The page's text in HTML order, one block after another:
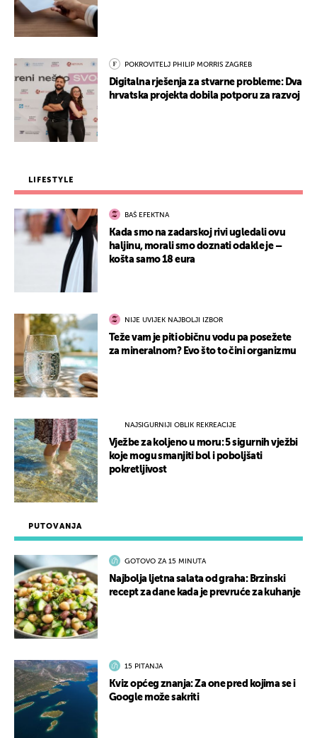
PUTOVANJA
GOTOVO ZA 15 MINUTA
Najbolja ljetna salata od graha: Brzinski
recept za dane kada je prevruće za kuhanje
15 PITANJA
Kviz općeg znanja: Za one pred kojima se i
Google može sakriti
POKROVITELJ PHILIP MORRIS ZAGREB
Digitalna rješenja za stvarne probleme: Dva
hrvatska projekta dobila potporu za razvoj
LIFESTYLE
BAŠ EFEKTNA
Kada smo na zadarskoj rivi ugledali ovu
haljinu, morali smo doznati odakle je –
košta samo 18 eura
NIJE UVIJEK NAJBOLJI IZBOR
Teže vam je piti običnu vodu pa posežete
za mineralnom? Evo što to čini organizmu
NAJSIGURNIJI OBLIK REKREACIJE
Vježbe za koljeno u moru: 5 sigurnih vježbi
koje mogu smanjiti bol i poboljšati
pokretljivost